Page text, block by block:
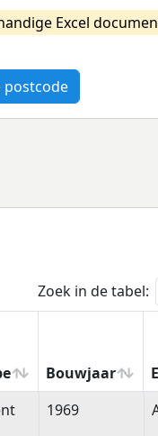
Excel
postcode
Zoek in de tabel:
Bouwjaar
Bouwjaar
1969